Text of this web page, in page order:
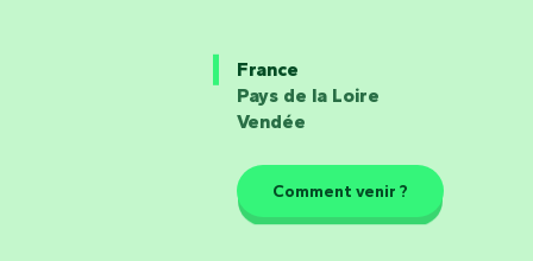
France
Pays de la Loire
Vendée
Comment venir ?